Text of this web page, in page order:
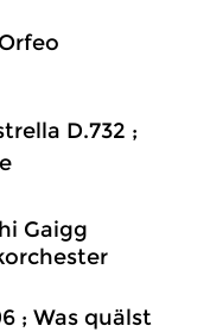
D.732 ;
Gaigg
; Was quälst